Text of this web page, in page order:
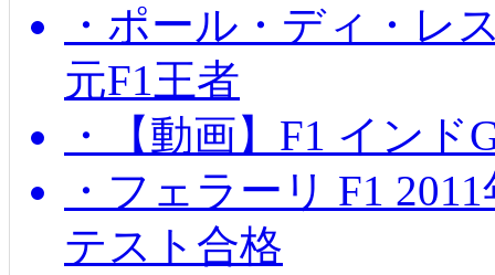
・ポール・ディ・レ
元F1王者
・【動画】F1 イン
・フェラーリ F1
テスト合格